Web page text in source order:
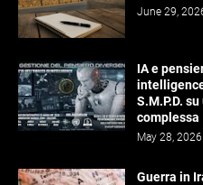
June 29,
IA e
S.M.P.D.
complessa
May 28, 2026
Guerra in